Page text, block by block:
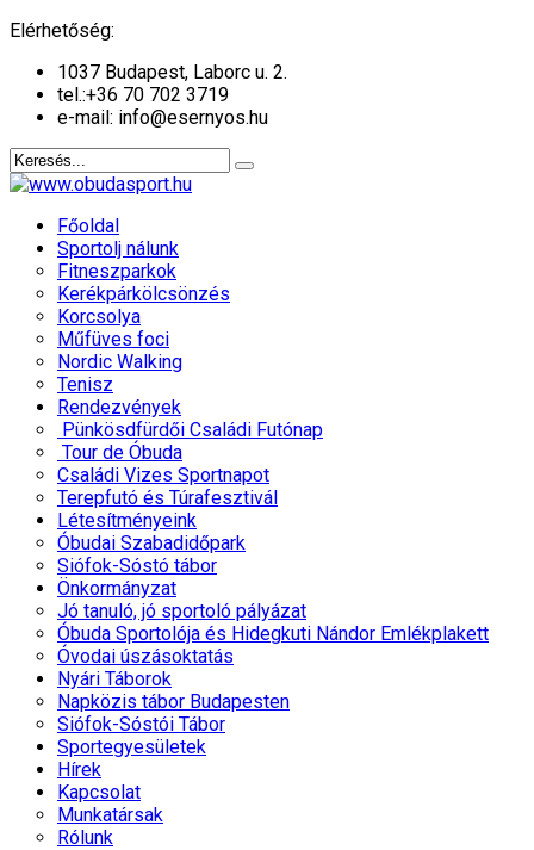
Elérhetőség:
1037 Budapest, Laborc u. 2.
tel.:+36 70 702 3719
e-mail: info@esernyos.hu
Főoldal
Sportolj nálunk
Fitneszparkok
Kerékpárkölcsönzés
Korcsolya
Műfüves foci
Nordic Walking
Tenisz
Rendezvények
Pünkösdfürdői Családi Futónap
Tour de Óbuda
Családi Vizes Sportnapot
Terepfutó és Túrafesztivál
Létesítményeink
Óbudai Szabadidőpark
Siófok-Sóstó tábor
Önkormányzat
Jó tanuló, jó sportoló pályázat
Óbuda Sportolója és Hidegkuti Nándor Emlékplakett
Óvodai úszásoktatás
Nyári Táborok
Napközis tábor Budapesten
Siófok-Sóstói Tábor
Sportegyesületek
Hírek
Kapcsolat
Munkatársak
Rólunk
év
hónap
év
hónap